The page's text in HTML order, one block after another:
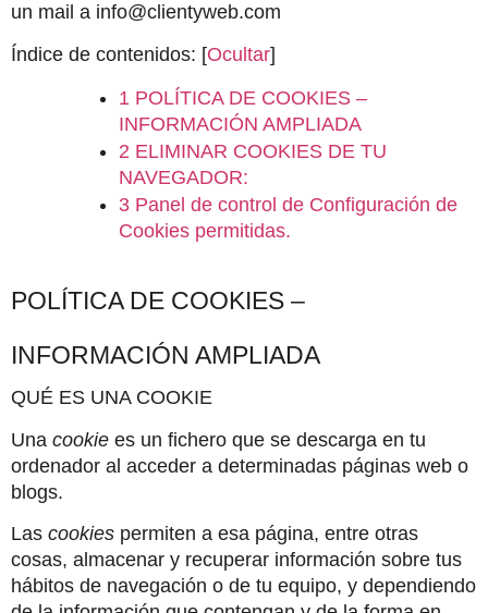
un mail a info@clientyweb.com
Índice de contenidos: [Ocultar]
1 POLÍTICA DE COOKIES –
INFORMACIÓN AMPLIADA
2 ELIMINAR COOKIES DE TU
NAVEGADOR:
3 Panel de control de Configuración de
Cookies permitidas.
POLÍTICA DE COOKIES –
INFORMACIÓN AMPLIADA
QUÉ ES UNA COOKIE
Una cookie es un fichero que se descarga en tu
ordenador al acceder a determinadas páginas web o
blogs.
Las cookies permiten a esa página, entre otras
cosas, almacenar y recuperar información sobre tus
hábitos de navegación o de tu equipo, y dependiendo